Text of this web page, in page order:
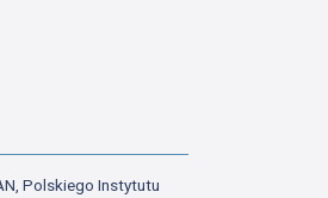
Polskiego Instytutu